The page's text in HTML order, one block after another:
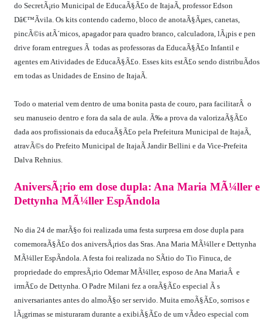
do SecretÃ¡rio Municipal de EducaÃ§Ã£o de ItajaÃ­, professor Edson
Dâ€™Ãvila. Os kits contendo caderno, bloco de anotaÃ§Ãµes, canetas,
pincÃ©is atÃ´micos, apagador para quadro branco, calculadora, lÃ¡pis e pen
drive foram entregues Ã todas as professoras da EducaÃ§Ã£o Infantil e
agentes em Atividades de EducaÃ§Ã£o. Esses kits estÃ£o sendo distribuÃ­dos
em todas as Unidades de Ensino de ItajaÃ­.
Todo o material vem dentro de uma bonita pasta de couro, para facilitarÂ o
seu manuseio dentro e fora da sala de aula. Ã‰ a prova da valorizaÃ§Ã£o
dada aos profissionais da educaÃ§Ã£o pela Prefeitura Municipal de ItajaÃ­,
atravÃ©s do Prefeito Municipal de ItajaÃ­ Jandir Bellini e da Vice-Prefeita
Dalva Rehnius.
AniversÃ¡rio em dose dupla: Ana Maria MÃ¼ller e
Dettynha MÃ¼ller EspÃ­ndola
No dia 24 de marÃ§o foi realizada uma festa surpresa em dose dupla para
comemoraÃ§Ã£o dos aniversÃ¡rios das Sras. Ana Maria MÃ¼ller e Dettynha
MÃ¼ller EspÃ­ndola. A festa foi realizada no SÃ­tio do Tio Finuca, de
propriedade do empresÃ¡rio Odemar MÃ¼ller, esposo de Ana MariaÂ e
irmÃ£o de Dettynha. O Padre Milani fez a oraÃ§Ã£o especial Ã s
aniversariantes antes do almoÃ§o ser servido. Muita emoÃ§Ã£o, sorrisos e
lÃ¡grimas se misturaram durante a exibiÃ§Ã£o de um vÃ­deo especial com